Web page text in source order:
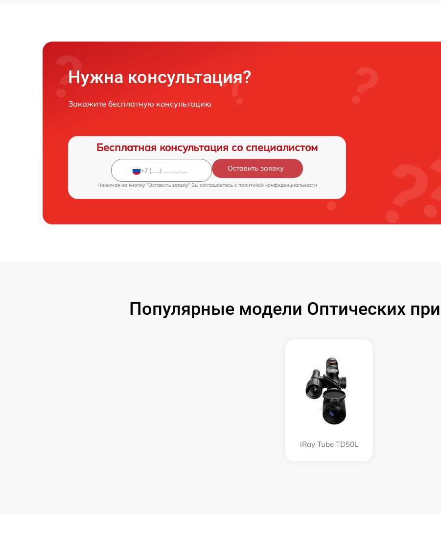
Нужна консультация?
Закажите бесплатную консультацию
Бесплатная консультация со специалистом
Оставить заявку
Нажимая на кнопку "Оставить заявку" Вы соглашаетесь c политикой конфиденциальности
Популярные модели Оптических
iRay Tube TD50L